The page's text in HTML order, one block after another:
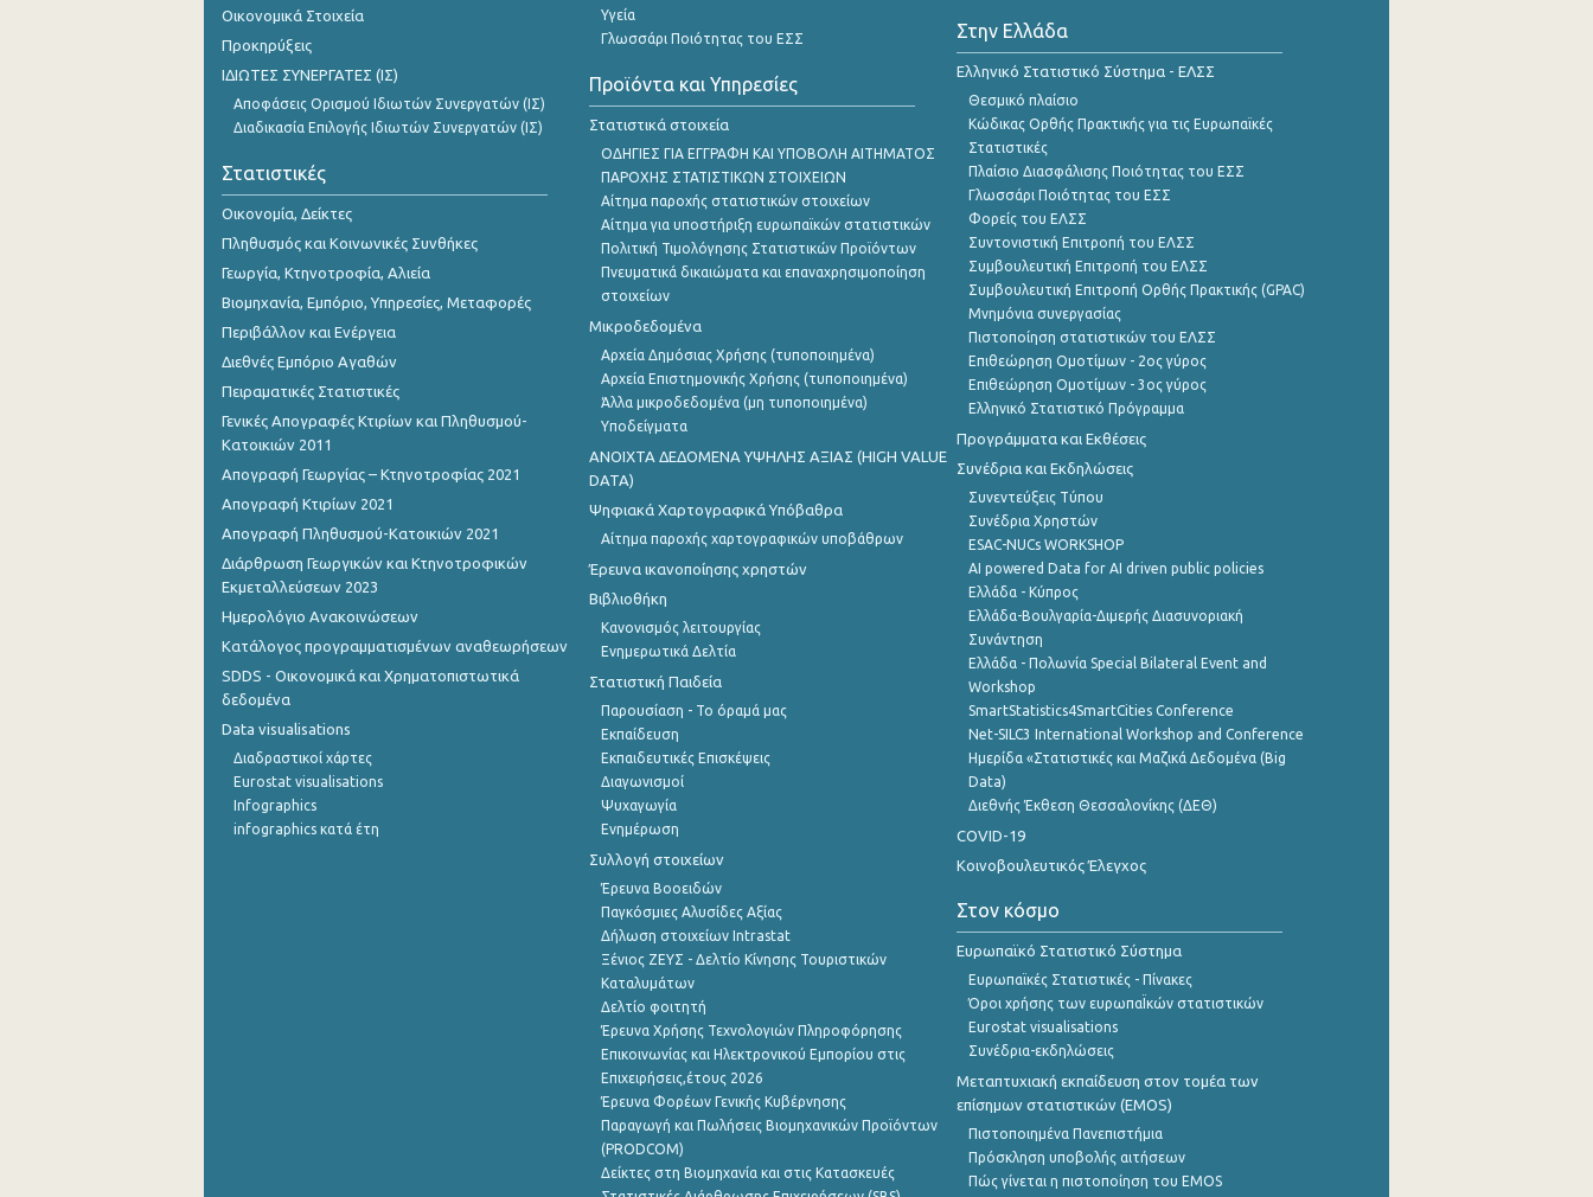
2o Τρίμηνο 2019
1o Τρίμηνο 2019
4o Τρίμηνο 2018
2o Τρίμηνο 2018
1o Τρίμηνο 2018
4o Τρίμηνο 2017
2o Τρίμηνο 2017
4o Τρίμηνο 2016
2o Τρίμηνο 2016
1o Τρίμηνο 2016
4o Τρίμηνο 2015
2o Τρίμηνο 2015
1o Τρίμηνο 2015
4o Τρίμηνο 2014
3o Τρίμηνο 2014
Οικονομικά Στοιχεία
Προκηρύξεις
ΙΔΙΩΤΕΣ ΣΥΝΕΡΓΑΤΕΣ (ΙΣ)
Αποφάσεις Ορισμού Ιδιωτών Συνεργατών (ΙΣ)
Διαδικασία Επιλογής Ιδιωτών Συνεργατών (ΙΣ)
Στατιστικές
Οικονομία, Δείκτες
Πληθυσμός και Κοινωνικές Συνθήκες
Γεωργία, Κτηνοτροφία, Αλιεία
Βιομηχανία, Εμπόριο, Υπηρεσίες, Μεταφορές
Περιβάλλον και Ενέργεια
Διεθνές Εμπόριο Αγαθών
Πειραματικές Στατιστικές
Γενικές Απογραφές Κτιρίων και Πληθυσμού-
Κατοικιών 2011
Απογραφή Γεωργίας – Κτηνοτροφίας 2021
Απογραφή Κτιρίων 2021
Απογραφή Πληθυσμού-Κατοικιών 2021
Διάρθρωση Γεωργικών και Κτηνοτροφικών
Εκμεταλλεύσεων 2023
Ημερολόγιο Ανακοινώσεων
Κατάλογος προγραμματισμένων αναθεωρήσεων
SDDS - Οικονομικά και Χρηματοπιστωτικά
δεδομένα
Data visualisations
Διαδραστικοί χάρτες
Eurostat visualisations
Infographics
infographics κατά έτη
Υγεία
Γλωσσάρι Ποιότητας του ΕΣΣ
Προϊόντα και Υπηρεσίες
Στατιστικά στοιχεία
ΟΔΗΓΙΕΣ ΓΙΑ ΕΓΓΡΑΦΗ ΚΑΙ ΥΠΟΒΟΛΗ ΑΙΤΗΜΑΤΟΣ
ΠΑΡΟΧΗΣ ΣΤΑΤΙΣΤΙΚΩΝ ΣΤΟΙΧΕΙΩΝ
Αίτημα παροχής στατιστικών στοιχείων
Αίτημα για υποστήριξη ευρωπαϊκών στατιστικών
Πολιτική Τιμολόγησης Στατιστικών Προϊόντων
Πνευματικά δικαιώματα και επαναχρησιμοποίηση
στοιχείων
Μικροδεδομένα
Αρχεία Δημόσιας Χρήσης (τυποποιημένα)
Αρχεία Επιστημονικής Χρήσης (τυποποιημένα)
Άλλα μικροδεδομένα (μη τυποποιημένα)
Υποδείγματα
ANOIXTA ΔΕΔΟΜΕΝΑ ΥΨΗΛΗΣ ΑΞΙΑΣ (HIGH VALUE
DATA)
Ψηφιακά Χαρτογραφικά Υπόβαθρα
Αίτημα παροχής χαρτογραφικών υποβάθρων
Έρευνα ικανοποίησης χρηστών
Βιβλιοθήκη
Κανονισμός λειτουργίας
Ενημερωτικά Δελτία
Στατιστική Παιδεία
Παρουσίαση - Το όραμά μας
Εκπαίδευση
Εκπαιδευτικές Επισκέψεις
Διαγωνισμοί
Ψυχαγωγία
Ενημέρωση
Συλλογή στοιχείων
Έρευνα Βοοειδών
Παγκόσμιες Αλυσίδες Αξίας
Δήλωση στοιχείων Intrastat
Ξένιος ΖΕΥΣ - Δελτίο Κίνησης Τουριστικών
Καταλυμάτων
Δελτίο φοιτητή
Έρευνα Χρήσης Τεχνολογιών Πληροφόρησης
Επικοινωνίας και Ηλεκτρονικού Εμπορίου στις
Επιχειρήσεις,έτους 2026
Έρευνα Φορέων Γενικής Κυβέρνησης
Παραγωγή και Πωλήσεις Βιομηχανικών Προϊόντων
(PRODCOM)
Δείκτες στη Βιομηχανία και στις Κατασκευές
Στην Ελλάδα
Ελληνικό Στατιστικό Σύστημα - ΕΛΣΣ
Θεσμικό πλαίσιο
Κώδικας Ορθής Πρακτικής για τις Ευρωπαϊκές
Στατιστικές
Πλαίσιο Διασφάλισης Ποιότητας του ΕΣΣ
Γλωσσάρι Ποιότητας του ΕΣΣ
Φορείς του ΕΛΣΣ
Συντονιστική Επιτροπή του ΕΛΣΣ
Συμβουλευτική Επιτροπή του ΕΛΣΣ
Συμβουλευτική Επιτροπή Ορθής Πρακτικής (GPAC)
Μνημόνια συνεργασίας
Πιστοποίηση στατιστικών του ΕΛΣΣ
Επιθεώρηση Ομοτίμων - 2ος γύρος
Επιθεώρηση Ομοτίμων - 3ος γύρος
Ελληνικό Στατιστικό Πρόγραμμα
Προγράμματα και Εκθέσεις
Συνέδρια και Εκδηλώσεις
Συνεντεύξεις Τύπου
Συνέδρια Χρηστών
ESAC-NUCs WORKSHOP
AI powered Data for AI driven public policies
Ελλάδα - Κύπρος
Ελλάδα-Βουλγαρία-Διμερής Διασυνοριακή
Συνάντηση
Ελλάδα - Πολωνία Special Bilateral Event and
Workshop
SmartStatistics4SmartCities Conference
Net-SILC3 International Workshop and Conference
Ημερίδα «Στατιστικές και Μαζικά Δεδομένα (Big
Data)
Διεθνής Έκθεση Θεσσαλονίκης (ΔΕΘ)
COVID-19
Κοινοβουλευτικός Έλεγχος
Στον κόσμο
Ευρωπαϊκό Στατιστικό Σύστημα
Ευρωπαϊκές Στατιστικές - Πίνακες
Όροι χρήσης των ευρωπαΪκών στατιστικών
Eurostat visualisations
Συνέδρια-εκδηλώσεις
Μεταπτυχιακή εκπαίδευση στον τομέα των
επίσημων στατιστικών (EMOS)
Πιστοποιημένα Πανεπιστήμια
Πρόσκληση υποβολής αιτήσεων
Πώς γίνεται η πιστοποίηση του EMOS